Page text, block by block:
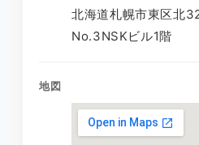
北海道札幌市東区北
No.3NSKビル1階
地図